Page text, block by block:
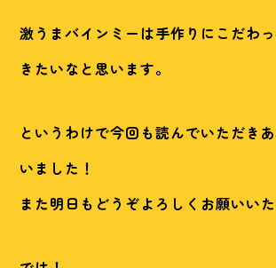
激うまバインミーは手作りにこだわ
きたいなと思います。
というわけで今回も読んでいただき
いました！
また明日もどうぞよろしくお願いい